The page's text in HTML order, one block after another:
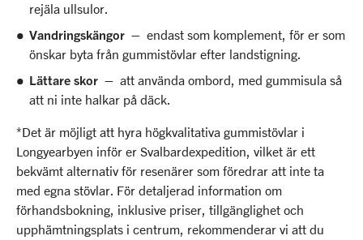
rejäla ullsulor.
Vandringskängor – endast som komplement, för er som
önskar byta från gummistövlar efter landstigning.
Lättare skor – att använda ombord, med gummisula så
att ni inte halkar på däck.
*Det är möjligt att hyra högkvalitativa gummistövlar i
Longyearbyen inför er Svalbardexpedition, vilket är ett
bekvämt alternativ för resenärer som föredrar att inte ta
med egna stövlar. För detaljerad information om
förhandsbokning, inklusive priser, tillgänglighet och
upphämtningsplats i centrum, rekommenderar vi att du